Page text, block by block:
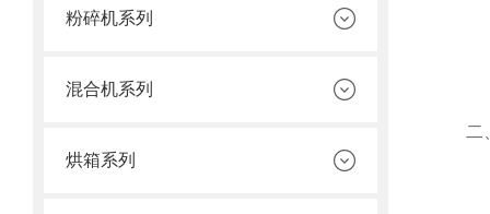
粉碎机系列
混合机系列
烘箱系列
二、